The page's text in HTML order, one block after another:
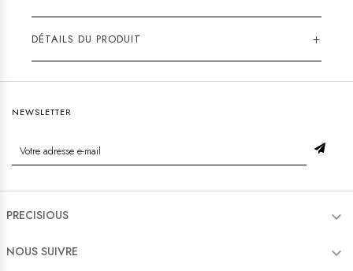
DÉTAILS DU PRODUIT +
NEWSLETTER
PRECISIOUS 
NOUS SUIVRE 